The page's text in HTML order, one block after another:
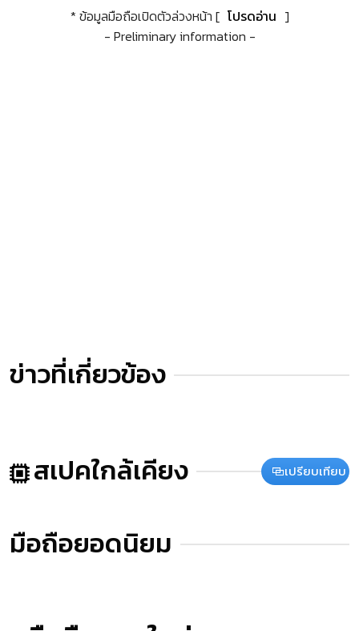
* ข้อมูลมือถือเปิดตัวล่วงหน้า [ โปรดอ่าน ]
- Preliminary information -
ข่าวที่เกี่ยวข้อง
สเปคใกล้เคียง เปรียบเทียบ
มือถือยอดนิยม